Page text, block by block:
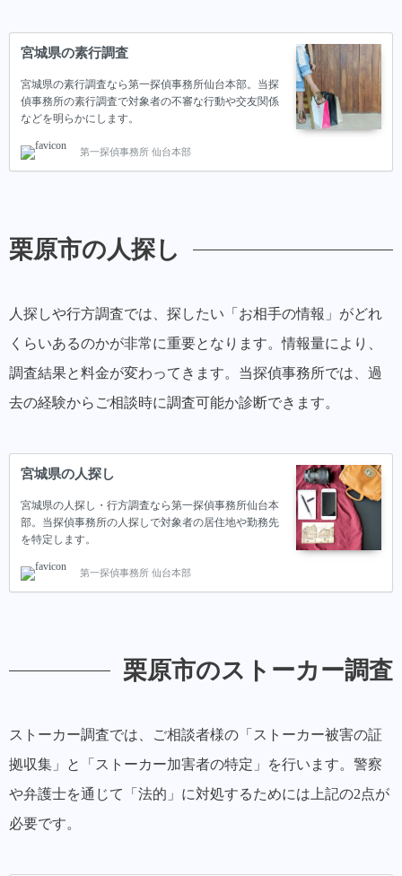
宮城県の素行調査
宮城県の素行調査なら第一探偵事務所仙台本部。当探
偵事務所の素行調査で対象者の不審な行動や交友関係
などを明らかにします。
第一探偵事務所 仙台本部
栗原市の人探し
人探しや行方調査では、探したい「お相手の情報」がどれ
くらいあるのかが非常に重要となります。情報量により、
調査結果と料金が変わってきます。当探偵事務所では、過
去の経験からご相談時に調査可能か診断できます。
宮城県の人探し
宮城県の人探し・行方調査なら第一探偵事務所仙台本
部。当探偵事務所の人探しで対象者の居住地や勤務先
を特定します。
第一探偵事務所 仙台本部
栗原市のストーカー調査
ストーカー調査では、ご相談者様の「ストーカー被害の証
拠収集」と「ストーカー加害者の特定」を行います。警察
や弁護士を通じて「法的」に対処するためには上記の2点が
必要です。